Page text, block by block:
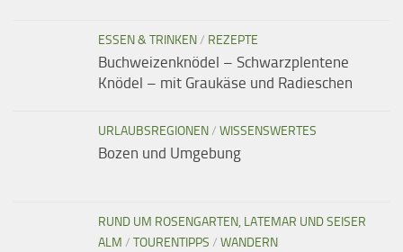
ESSEN & TRINKEN/ REZEPTE
Buchweizenknödel – Schwarzplentene
Knödel – mit Graukäse und Radieschen
URLAUBSREGIONEN/ WISSENSWERTES
Bozen und Umgebung
RUND UM ROSENGARTEN, LATEMAR UND SEISER
ALM / TOURENTIPPS / WANDERN